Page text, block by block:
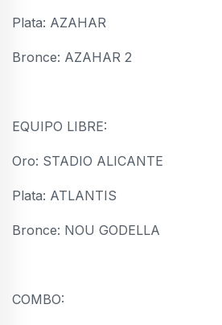
Plata: AZAHAR
Bronce: AZAHAR 2
EQUIPO LIBRE:
Oro: STADIO ALICANTE
Plata: ATLANTIS
Bronce: NOU GODELLA
COMBO: